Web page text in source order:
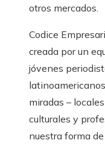
otros mercados.
Codice
creada por un
jóvenes
miradas –
culturales y
nuestra forma